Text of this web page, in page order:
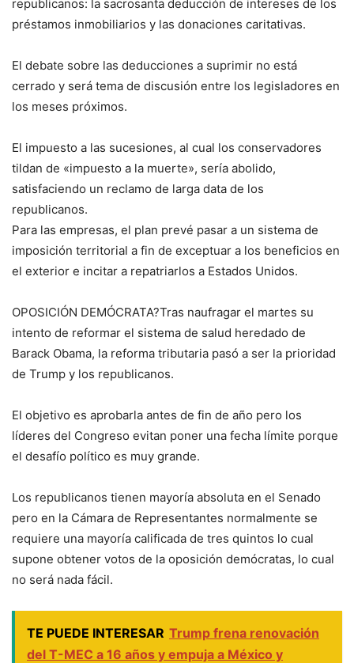
republicanos: la sacrosanta deducción de intereses de los
préstamos inmobiliarios y las donaciones caritativas.
El debate sobre las deducciones a suprimir no está
cerrado y será tema de discusión entre los legisladores en
los meses próximos.
El impuesto a las sucesiones, al cual los conservadores
tildan de «impuesto a la muerte», sería abolido,
satisfaciendo un reclamo de larga data de los
republicanos.
Para las empresas, el plan prevé pasar a un sistema de
imposición territorial a fin de exceptuar a los beneficios en
el exterior e incitar a repatriarlos a Estados Unidos.
OPOSICIÓN DEMÓCRATA?Tras naufragar el martes su
intento de reformar el sistema de salud heredado de
Barack Obama, la reforma tributaria pasó a ser la prioridad
de Trump y los republicanos.
El objetivo es aprobarla antes de fin de año pero los
líderes del Congreso evitan poner una fecha límite porque
el desafío político es muy grande.
Los republicanos tienen mayoría absoluta en el Senado
pero en la Cámara de Representantes normalmente se
requiere una mayoría calificada de tres quintos lo cual
supone obtener votos de la oposición demócratas, lo cual
no será nada fácil.
TE PUEDE INTERESAR Trump frena renovación
del T-MEC a 16 años y empuja a México y